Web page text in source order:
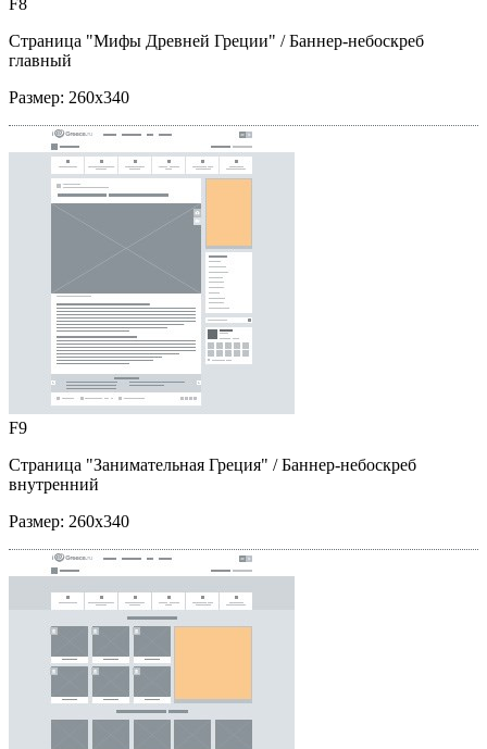
Страница "Мифы Древней Греции" / Баннер-небоскреб
главный
Размер: 260x340
F9
Страница "Занимательная Греция" / Баннер-небоскреб
внутренний
Размер: 260x340